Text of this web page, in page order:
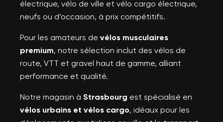
électrique, vélo de ville et vélo cargo électrique,
neufs ou d’occasion, à prix compétitifs.
Pour les amateurs de vélos musculaires
premium, notre sélection inclut des vélos de
route, VTT et gravel haut de gamme, alliant
performance et qualité.
Notre magasin à Strasbourg est spécialisé en
vélos urbains et vélos cargo, idéaux pour les